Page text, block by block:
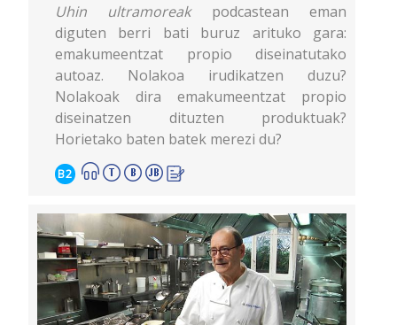
Uhin ultramoreakpodcastean eman
diguten berri bati buruz arituko gara:
emakumeentzat propio diseinatutako
autoaz. Nolakoa irudikatzen duzu?
Nolakoak dira emakumeentzat propio
diseinatzen dituzten produktuak?
Horietako baten batek merezi du?
B2